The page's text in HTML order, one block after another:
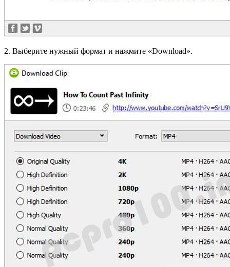
2. Выберите нужный формат и нажмите «Download».